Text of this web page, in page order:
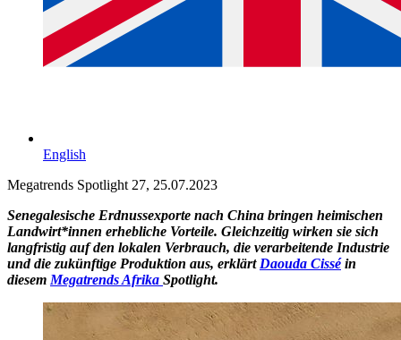
English
Megatrends Spotlight 27, 25.07.2023
Senegalesische Erdnussexporte nach China bringen heimischen
Landwirt*innen erhebliche Vorteile. Gleichzeitig wirken sie sich
langfristig auf den lokalen Verbrauch, die verarbeitende Industrie
und die zukünftige Produktion aus, erklärt Daouda Cisséin
diesem Megatrends Afrika Spotlight.